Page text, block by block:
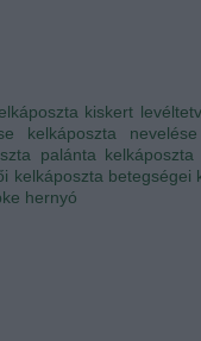
kiskert
kelkáposzta nevelése
palánta
kelkáposzta betegségei
hernyó